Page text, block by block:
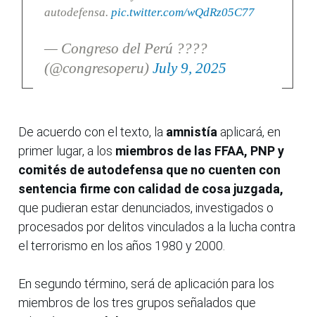
autodefensa. pic.twitter.com/wQdRz05C77
— Congreso del Perú ????
(@congresoperu) July 9, 2025
De acuerdo con el texto, la amnistía aplicará, en
primer lugar, a los miembros de las FFAA, PNP y
comités de autodefensa que no cuenten con
sentencia firme con calidad de cosa juzgada,
que pudieran estar denunciados, investigados o
procesados por delitos vinculados a la lucha contra
el terrorismo en los años 1980 y 2000.
En segundo término, será de aplicación para los
miembros de los tres grupos señalados que